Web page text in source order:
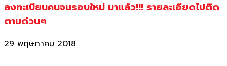
ลงทะเบียนคนจนรอบใหม่ มาแล้ว!!! รายละเอียดไปติด
ตามด่วนๆ
29 พฤษภาคม 2018